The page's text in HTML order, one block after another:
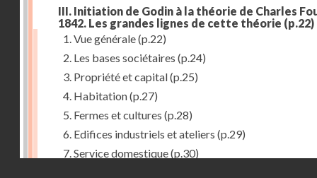
III. Initiation de Godin à la théorie de Charles
1842. Les grandes lignes de cette théorie (p.22)
1. Vue générale(p.22)
2. Les bases sociétaires (p.24)
3. Propriété et capital(p.25)
4. Habitation(p.27)
5. Fermes et cultures (p.28)
6. Edifices industriels et ateliers (p.29)
7. Service domestique(p.30)